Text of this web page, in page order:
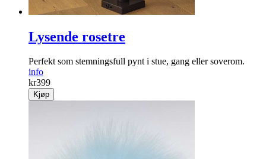
Lysende rosetre
Perfekt som stemningsfull pynt i stue, gang eller soverom.
info
kr399
Kjøp